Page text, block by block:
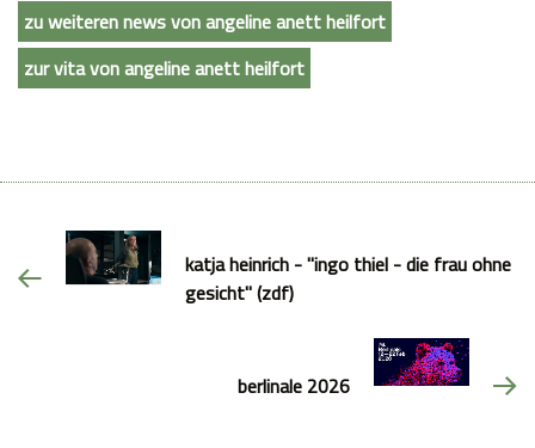
zu weiteren news von angeline anett heilfort
zur vita von angeline anett heilfort
katja heinrich - "ingo thiel - die frau ohne
gesicht" (zdf)
berlinale 2026